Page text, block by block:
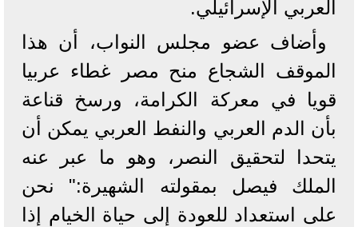
العربي الإسرائيلي.
وأضاف عضو مجلس النواب، أن هذا
الموقف الشجاع منح مصر غطاء عربيا
قويا في معركة الكرامة، ورسخ قناعة
بأن الدم العربي والنفط العربي يمكن أن
يتحدا لتحقيق النصر، وهو ما عبر عنه
الملك فيصل بمقولته الشهيرة:" نحن
على استعداد للعودة إلى حياة الخيام إذا